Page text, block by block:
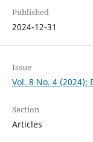
Published
2024-12-31
Issue
Vol. 8 No. 4
Section
Articles